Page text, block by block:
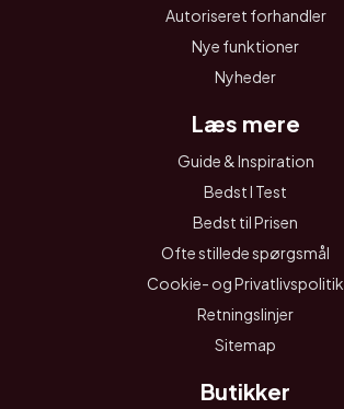
Autoriseret forhandler
Nye funktioner
Nyheder
Læs mere
Guide & Inspiration
Bedst I Test
Bedst til Prisen
Ofte stillede spørgsmål
Cookie- og Privatlivspolitik
Retningslinjer
Sitemap
Butikker